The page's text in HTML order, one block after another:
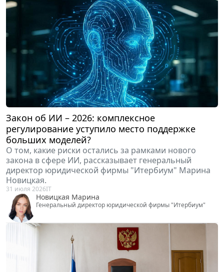
Закон об ИИ – 2026: комплексное
регулирование уступило место поддержке
больших моделей?
О том, какие риски остались за рамками нового
закона в сфере ИИ, рассказывает генеральный
директор юридической фирмы "Итербиум" Марина
Новицкая.
31 июля 2026IT
Новицкая Марина
Генеральный директор юридической фирмы "Итербиум"